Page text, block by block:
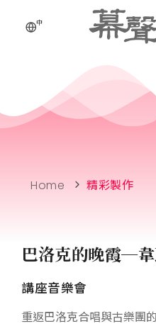
中
Home 精彩製作
巴洛克的晚霞─
講座音樂會
重返巴洛克合唱與古樂團